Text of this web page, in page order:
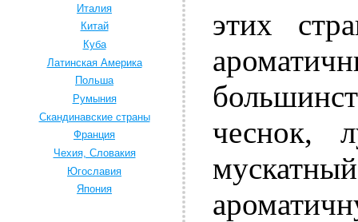
Италия
Китай
Куба
Латинская Америка
Польша
Румыния
Скандинавские страны
Франция
Чехия, Словакия
Югославия
Япония
этих
чеснок,